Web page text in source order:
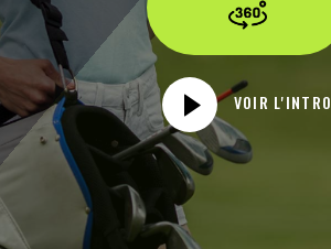
VOIR L'INTRO